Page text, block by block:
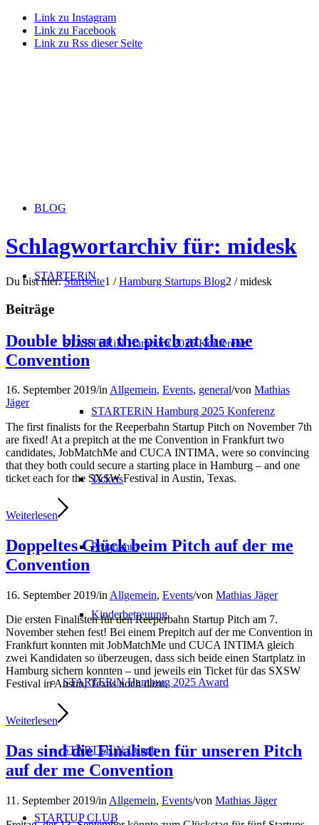
Link zu Instagram
Link zu Facebook
Link zu Rss dieser Seite
BLOG
STARTERiN
STARTERiN Hamburg 2025 Konferenz
STARTERiN Hamburg 2025 Konferenz
Tickets
Programm
Kinderbetreuung
STARTERiN Hamburg 2025 Award
STARTERiN Lunch
STARTUP CLUB
Schlagwortarchiv für: midesk
Du bist hier: Startseite1 / Hamburg Startups Blog2 / midesk
Beiträge
Double bliss at the pitch at the me
Convention
16. September 2019/inAllgemein, Events, general/von Mathias
Jäger
The first finalists for the Reeperbahn Startup Pitch on November 7th
are fixed! At a prepitch at the me Convention in Frankfurt two
candidates, JobMatchMe and CUCA INTIMA, were so convincing
that they both could secure a starting place in Hamburg – and one
ticket each for the SXSW Festival in Austin, Texas.
Weiterlesen
Doppeltes Glück beim Pitch auf der me
Convention
16. September 2019/in Allgemein, Events/von Mathias Jäger
Die ersten Finalisten für den Reeperbahn Startup Pitch am 7.
November stehen fest! Bei einem Prepitch auf der me Convention in
Frankfurt konnten mit JobMatchMe und CUCA INTIMA gleich
zwei Kandidaten so überzeugen, dass sich beide einen Startplatz in
Hamburg sichern konnten – und jeweils ein Ticket für das SXSW
Festival in Austin, Texas noch dazu.
Weiterlesen
Das sind die Finalisten für unseren Pitch
auf der me Convention
11. September 2019/in Allgemein, Events/von Mathias Jäger